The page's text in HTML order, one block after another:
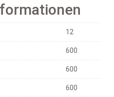
12
600
600
600